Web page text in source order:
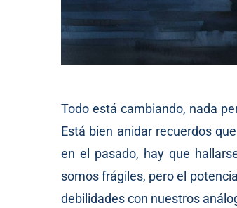
Todo está cambiando, nada
Está bien anidar recuerdos
en el pasado, hay que
somos frágiles, pero el
debilidades con nuestros